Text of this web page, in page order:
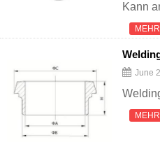
Kann
MEHR
June
MEHR